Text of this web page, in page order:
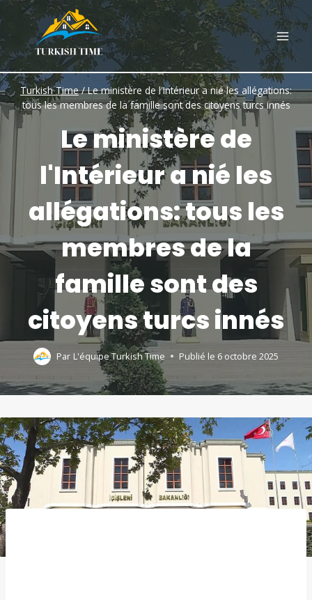
Skip
to
content
Turkish Time/Le ministère de l'Intérieur a nié les allégations:
tous les membres de la famille sont des citoyens turcs innés
Le ministère de
l'Intérieur a nié les
allégations: tous les
membres de la
famille sont des
citoyens turcs innés
Par L'équipe Turkish Time Publié le 6 octobre 2025